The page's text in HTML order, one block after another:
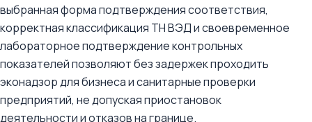
выбранная форма подтверждения соответствия,
корректная классификация ТН ВЭД и своевременное
лабораторное подтверждение контрольных
показателей позволяют без задержек проходить
эконадзор для бизнеса и санитарные проверки
предприятий, не допуская приостановок
деятельности и отказов на границе.